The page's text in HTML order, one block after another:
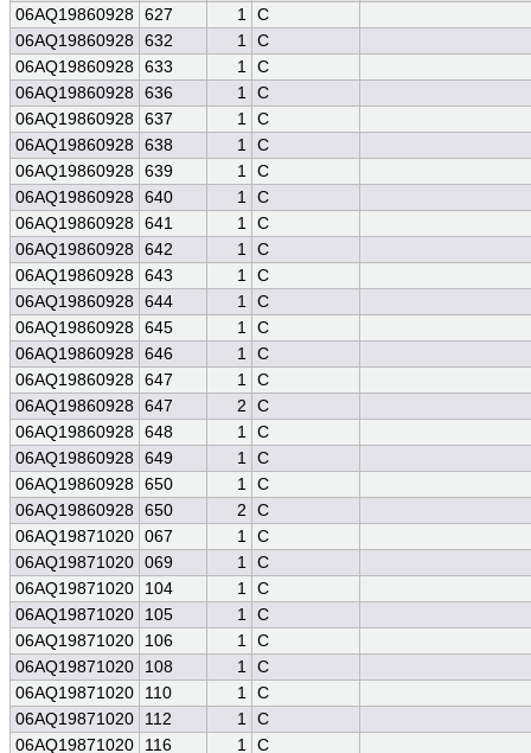
06AQ19860928 627 1 C
06AQ19860928
632 1 C
06AQ19860928 633 1 C
06AQ19860928
636 1 C
06AQ19860928 637 1 C
06AQ19860928
638 1 C
06AQ19860928 639 1 C
06AQ19860928
640 1 C
06AQ19860928 641 1 C
06AQ19860928
642 1 C
06AQ19860928 643 1 C
06AQ19860928
644 1 C
06AQ19860928 645 1 C
06AQ19860928
646 1 C
06AQ19860928 647 1 C
06AQ19860928
647 2
C
06AQ19860928 648 1 C
06AQ19860928
649 1 C
06AQ19860928 650 1 C
06AQ19860928
650 2
C
06AQ19871020 067 1 C
06AQ19871020 069 1 C
06AQ19871020
104 1 C
06AQ19871020
105 1 C
06AQ19871020
106 1 C
06AQ19871020
108 1 C
06AQ19871020
110 1 C
06AQ19871020
112 1 C
06AQ19871020
116 1 C